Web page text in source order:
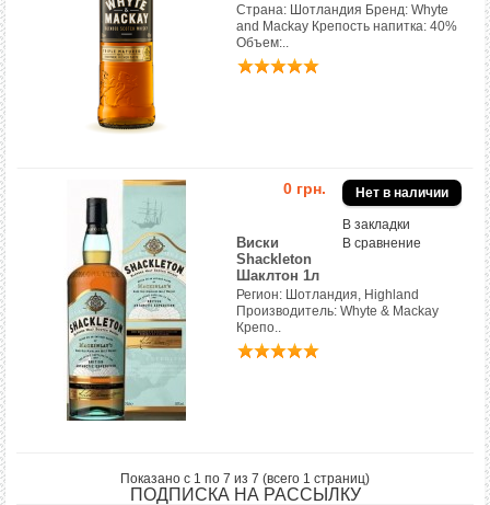
Страна: Шотландия Бренд: Whyte
and Mackay Крепость напитка: 40%
Объем:..
В закладки
В сравнение
0 грн.
Виски
Shackleton
Шаклтон 1л
Регион: Шотландия, Highland
Производитель: Whyte & Mackay
Крепо..
Показано с 1 по 7 из 7 (всего 1 страниц)
ПОДПИСКА НА РАССЫЛКУ